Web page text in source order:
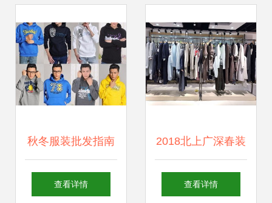
秋冬服装批发指南
十元以下货源何处
查看详情
2018北上广深春装
新风向 一线品牌高
查看详情